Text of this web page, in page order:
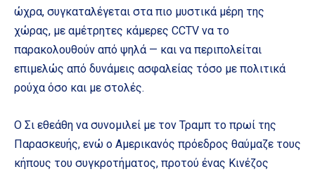
ώχρα, συγκαταλέγεται στα πιο μυστικά μέρη της
χώρας, με αμέτρητες κάμερες CCTV να το
παρακολουθούν από ψηλά — και να περιπολείται
επιμελώς από δυνάμεις ασφαλείας τόσο με πολιτικά
ρούχα όσο και με στολές.
Ο Σι εθεάθη να συνομιλεί με τον Τραμπ το πρωί της
Παρασκευής, ενώ ο Αμερικανός πρόεδρος θαύμαζε τους
κήπους του συγκροτήματος, προτού ένας Κινέζος